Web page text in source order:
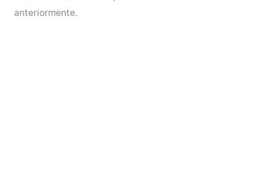
anteriormente.